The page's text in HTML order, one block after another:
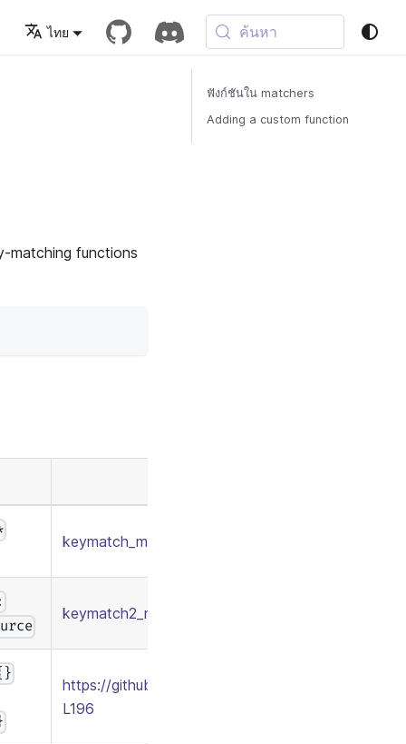
ไทย ค้นหา
matching functions
keymatch_model.conf
keymatch2_model.conf
https://github.com/casbin/casbin/blob/
L196
ฟังก์ชันใน matchers
Adding a custom function